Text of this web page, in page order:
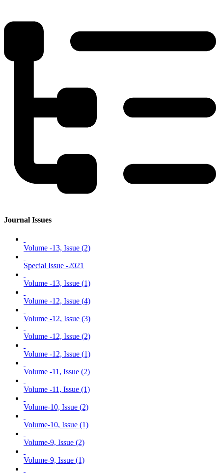
Journal Issues
Volume -13, Issue (2)
Special Issue -2021
Volume -13, Issue (1)
Volume -12, Issue (4)
Volume -12, Issue (3)
Volume -12, Issue (2)
Volume -12, Issue (1)
Volume -11, Issue (2)
Volume -11, Issue (1)
Volume-10, Issue (2)
Volume-10, Issue (1)
Volume-9, Issue (2)
Volume-9, Issue (1)